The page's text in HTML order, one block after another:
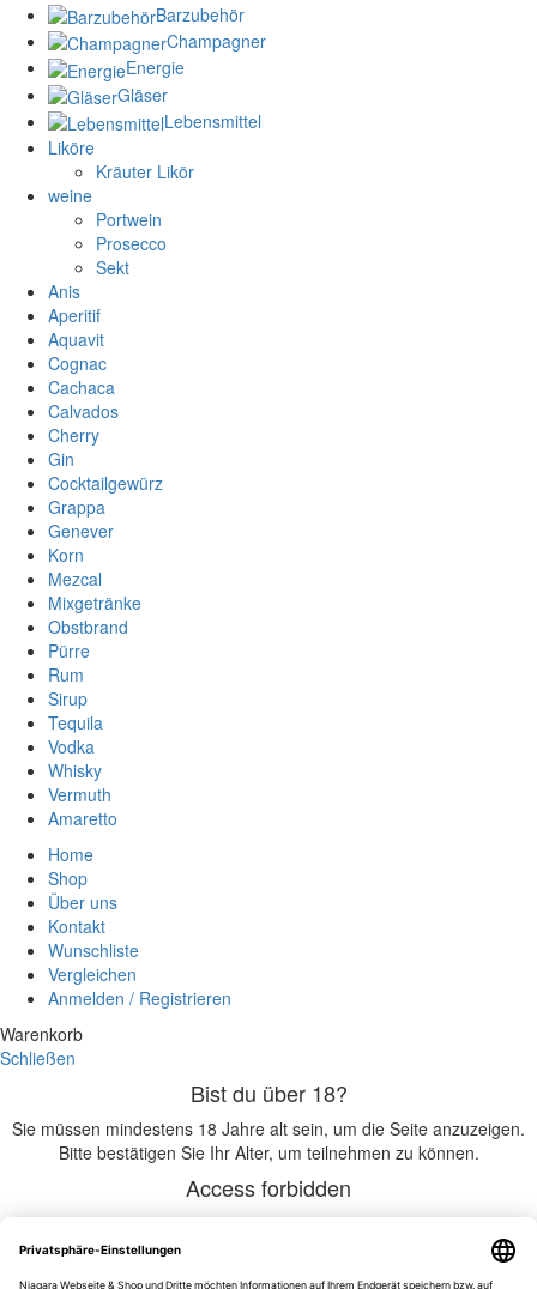
Barzubehör
Champagner
Energie
Gläser
Lebensmittel
Liköre
Kräuter Likör
weine
Portwein
Prosecco
Sekt
Anis
Aperitif
Aquavit
Cognac
Cachaca
Calvados
Cherry
Gin
Cocktailgewürz
Grappa
Genever
Korn
Mezcal
Mixgetränke
Obstbrand
Pürre
Rum
Sirup
Tequila
Vodka
Whisky
Vermuth
Amaretto
Home
Shop
Über uns
Kontakt
Wunschliste
Vergleichen
Anmelden / Registrieren
Warenkorb
Schließen
Bist du über 18?
Sie müssen mindestens 18 Jahre alt sein, um die Seite anzuzeigen.
Bitte bestätigen Sie Ihr Alter, um teilnehmen zu können.
Access forbidden